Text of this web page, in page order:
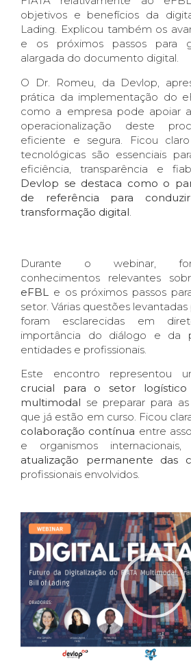
objetivos e benefícios da
Lading. Explicou também os
e os próximos passos para
alargada do documento digital.
O Dr. Romeu, da Devlop,
prática da implementação do
como a empresa pode apoiar
operacionalização deste
eficiente e segura. Ficou
tecnológicas são essenciais
eficiência, transparência e
Devlop se destaca como o
de referência para
transformação digital
Durante o webinar,
conhecimentos relevantes
eFBL e os próximos passos
setor. Várias questões
foram esclarecidas em
importância do diálogo e da
entidades e profissionais.
Este encontro representou
crucial para o setor
multimodal se preparar para
que já estão em curso. Ficou
colaboração contínua entre
e organismos
atualização permanente das
profissionais envolvidos.